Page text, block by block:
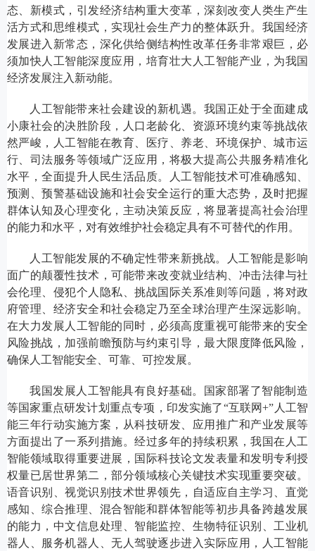
态、新模式，引发经济结构重大变革，深刻改变人类生产生
活方式和思维模式，实现社会生产力的整体跃升。我国经济
发展进入新常态，深化供给侧结构性改革任务非常艰巨，必
须加快人工智能深度应用，培育壮大人工智能产业，为我国
经济发展注入新动能。
人工智能带来社会建设的新机遇。我国正处于全面建成
小康社会的决胜阶段，人口老龄化、资源环境约束等挑战依
然严峻，人工智能在教育、医疗、养老、环境保护、城市运
行、司法服务等领域广泛应用，将极大提高公共服务精准化
水平，全面提升人民生活品质。人工智能技术可准确感知、
预测、预警基础设施和社会安全运行的重大态势，及时把握
群体认知及心理变化，主动决策反应，将显著提高社会治理
的能力和水平，对有效维护社会稳定具有不可替代的作用。
人工智能发展的不确定性带来新挑战。人工智能是影响
面广的颠覆性技术，可能带来改变就业结构、冲击法律与社
会伦理、侵犯个人隐私、挑战国际关系准则等问题，将对政
府管理、经济安全和社会稳定乃至全球治理产生深远影响。
在大力发展人工智能的同时，必须高度重视可能带来的安全
风险挑战，加强前瞻预防与约束引导，最大限度降低风险，
确保人工智能安全、可靠、可控发展。
我国发展人工智能具有良好基础。国家部署了智能制造
等国家重点研发计划重点专项，印发实施了“互联网+”人工智
能三年行动实施方案，从科技研发、应用推广和产业发展等
方面提出了一系列措施。经过多年的持续积累，我国在人工
智能领域取得重要进展，国际科技论文发表量和发明专利授
权量已居世界第二，部分领域核心关键技术实现重要突破。
语音识别、视觉识别技术世界领先，自适应自主学习、直觉
感知、综合推理、混合智能和群体智能等初步具备跨越发展
的能力，中文信息处理、智能监控、生物特征识别、工业机
器人、服务机器人、无人驾驶逐步进入实际应用，人工智能